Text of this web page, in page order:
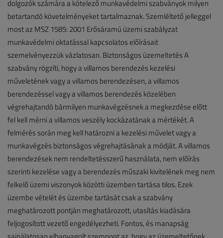
dolgozók számára a kötelező munkavédelmi szabványok milyen
betartandó követelményeket tartalmaznak. Szemléltető jelleggel
most az MSZ 1585: 2001 Erősáramú üzemi szabályzat
munkavédelmi oktatással kapcsolatos előírásait
szemelvényezzük vázlatosan. Biztonságos üzemeltetés A
szabvány rögzíti, hogy a villamos berendezés kezelési
műveletének vagy a villamos berendezésen, a villamos
berendezéssel vagy a villamos berendezés közelében
végrehajtandó bármilyen munkavégzésnek a megkezdése előtt
fel kell mérni a villamos veszély kockázatának a mértékét. A
felmérés során meg kell határozni a kezelési művelet vagy a
munkavégzés biztonságos végrehajtásának a módját. A villamos
berendezések nem rendeltetésszerű használata, nem előírás
szerinti kezelése vagy a berendezés műszaki kivitelének meg nem
felkelő üzemi viszonyok közötti üzemben tartása tilos. Ezek
üzembe vételét és üzembe tartását csak a szabvány
meghatározott pontján meghatározott, utasítás kiadására
feljogosított vezető engedélyezheti. Fontos, és manapság